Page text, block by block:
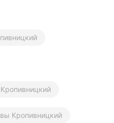
Кропивницкий